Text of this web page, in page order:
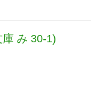
み 30-1)